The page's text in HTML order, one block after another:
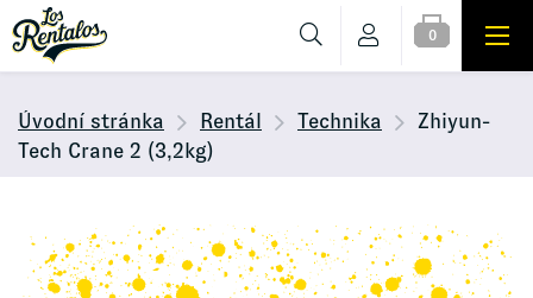
0
Úvodní stránka Rentál Technika
Zhiyun-
Tech Crane 2 (3,2kg)